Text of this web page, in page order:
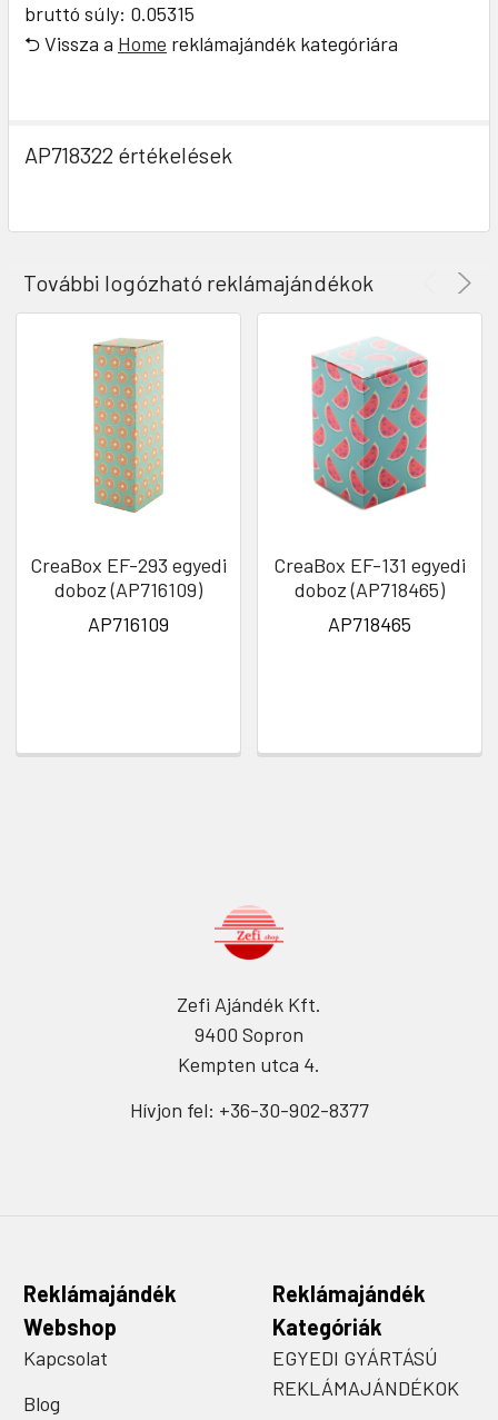
bruttó súly: 0.05315
⮌ Vissza a Home reklámajándék kategóriára
AP718322 értékelések
További logózható reklámajándékok
CreaBox EF-293 egyedi
doboz (AP716109)
AP716109
CreaBox EF-131 egyedi
doboz (AP718465)
AP718465
Zefi Ajándék Kft.
9400 Sopron
Kempten utca 4.
Hívjon fel: +36-30-902-8377
Reklámajándék
Webshop
Kapcsolat
Blog
Reklámajándék
Kategóriák
EGYEDI GYÁRTÁSÚ
REKLÁMAJÁNDÉKOK